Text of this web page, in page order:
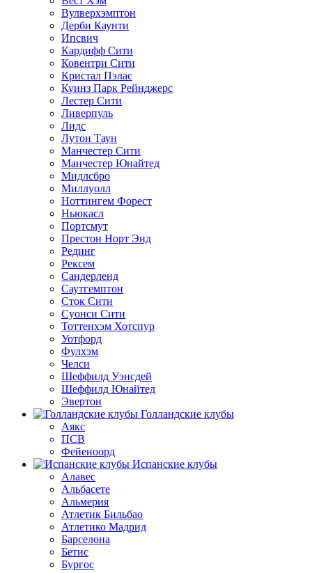
Вулверхэмптон
Дерби Каунти
Ипсвич
Кардифф Сити
Ковентри Сити
Кристал Пэлас
Куинз Парк Рейнджерс
Лестер Сити
Ливерпуль
Лидс
Лутон Таун
Манчестер Сити
Манчестер Юнайтед
Мидлсбро
Миллуолл
Ноттингем Форест
Ньюкасл
Портсмут
Престон Норт Энд
Рединг
Рексем
Сандерленд
Саутгемптон
Сток Сити
Суонси Сити
Тоттенхэм Хотспур
Уотфорд
Фулхэм
Челси
Шеффилд Уэнсдей
Шеффилд Юнайтед
Эвертон
Голландские клубы
Аякс
ПСВ
Фейеноорд
Испанские клубы
Алавес
Альбасете
Альмерия
Атлетик Бильбао
Атлетико Мадрид
Барселона
Бетис
Бургос